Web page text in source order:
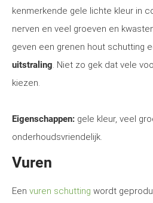
kenmerkende gele lichte kleur in
nerven en veel groeven en
geven een grenen hout schutting
uitstraling. Niet zo gek dat vele
kiezen.
Eigenschappen: gele kleur, veel
onderhoudsvriendelijk.
Vuren
Een vuren schutting wordt